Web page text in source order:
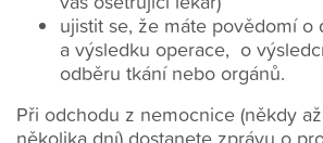
ujistit se, že máte povědomí o
a výsledku operace, o
odběru tkání nebo orgánů.
Při odchodu z nemocnice (někdy